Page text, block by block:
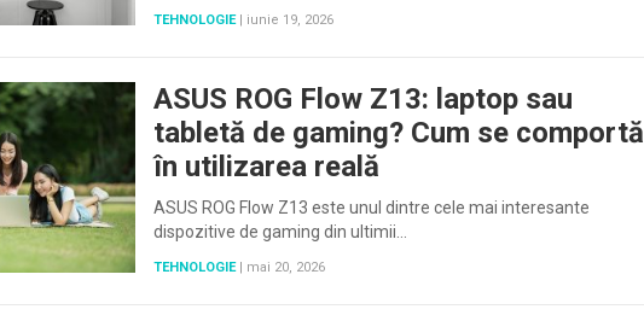
TEHNOLOGIE | iunie 19, 2026
ASUS ROG Flow Z13: laptop sau
tabletă de gaming? Cum se comportă
în utilizarea reală
ASUS ROG Flow Z13 este unul dintre cele mai interesante
dispozitive de gaming din ultimii…
TEHNOLOGIE | mai 20, 2026